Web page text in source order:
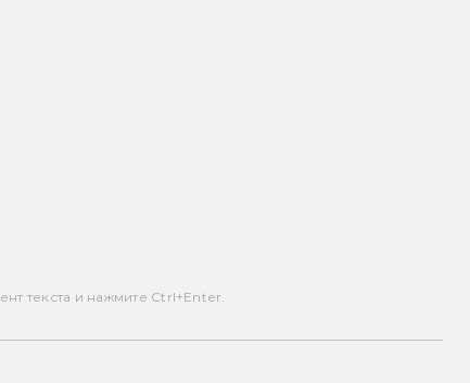
текста и нажмите Ctrl+Enter.